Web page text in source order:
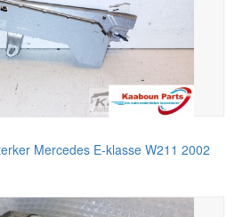
Mercedes E-klasse W211 2002